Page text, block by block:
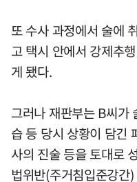
또 수사 과정에서 술에
고 택시 안에서 강제추
게 됐다.
그러나 재판부는 B씨가
습 등 당시 상황이 담긴
사의 진술 등을 토대로
법위반(주거침입준강간